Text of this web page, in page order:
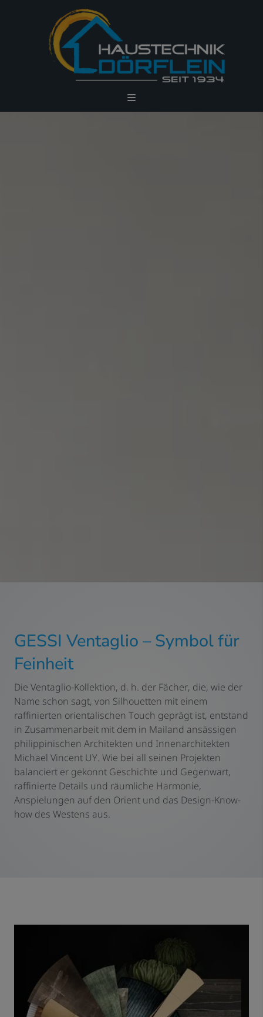
GESSI Ventaglio – Symbol für
Feinheit
Die Ventaglio-Kollektion, d. h. der Fächer, die, wie der
Name schon sagt, von Silhouetten mit einem
raffinierten orientalischen Touch geprägt ist, entstand
in Zusammenarbeit mit dem in Mailand ansässigen
philippinischen Architekten und Innenarchitekten
Michael Vincent UY. Wie bei all seinen Projekten
balanciert er gekonnt Geschichte und Gegenwart,
raffinierte Details und räumliche Harmonie,
Anspielungen auf den Orient und das Design-Know-
how des Westens aus.